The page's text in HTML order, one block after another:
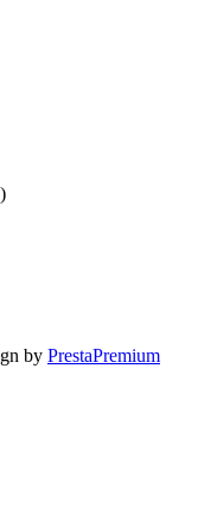
by PrestaPremium